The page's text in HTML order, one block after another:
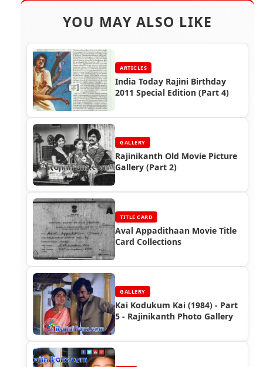
YOU MAY ALSO LIKE
ARTICLES
India Today Rajini Birthday
2011 Special Edition (Part 4)
GALLERY
Rajinikanth Old Movie Picture
Gallery (Part 2)
TITLE CARD
Aval Appadithaan Movie Title
Card Collections
GALLERY
Kai Kodukum Kai (1984) - Part
5 - Rajinikanth Photo Gallery